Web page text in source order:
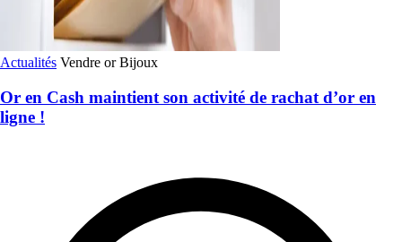
Actualités Vendre or Bijoux
Or en Cash maintient son activité de rachat d’or en
ligne !